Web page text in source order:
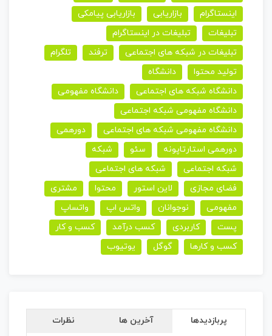
اینستاگرام بازاریابی
بازاریابی پیامکی
تبلیغات
تبلیغات در اینستاگرام
تبلیغات در شبکه های اجتماعی
ترفند
تلگرام
تولید محتوا
دانشگاه
دانشگاه شبکه های اجتماعی
دانشگاه مفهومی
دانشگاه مفهومی شبکه اجتماعی
دانشگاه مفهومی شبکه های اجتماعی
دورهمی
دورهمی استارتاپونه
سئو
شبکه
شبکه اجتماعی
شبکه های اجتماعی
فضای مجازی
لاین استور محتوا
مشتری
مفهومی
نوجوانان واتس اپ
واتساپ
پست
کاربردی کسب درآمد
کسب و کار
کسب و کارها
گوگل یوتیوب
پربازدیدها آخرین ها نظرات